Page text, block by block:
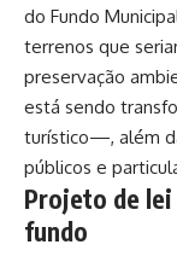
do Fundo
terrenos que
preservação
está sendo
turístico—, além
públicos e
Projeto de lei
fundo